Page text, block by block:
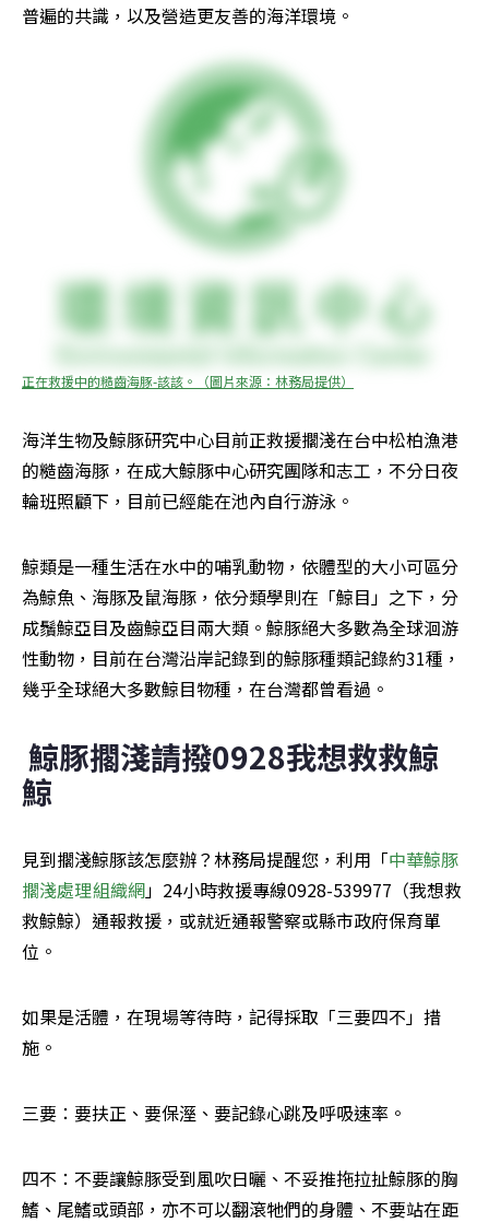
普遍的共識，以及營造更友善的海洋環境。
正在救援中的糙齒海豚-該該。（圖片來源：林務局提供）
海洋生物及鯨豚研究中心目前正救援擱淺在台中松柏漁港
的糙齒海豚，在成大鯨豚中心研究團隊和志工，不分日夜
輪班照顧下，目前已經能在池內自行游泳。
鯨類是一種生活在水中的哺乳動物，依體型的大小可區分
為鯨魚、海豚及鼠海豚，依分類學則在「鯨目」之下，分
成鬚鯨亞目及齒鯨亞目兩大類。鯨豚絕大多數為全球洄游
性動物，目前在台灣沿岸記錄到的鯨豚種類記錄約31種，
幾乎全球絕大多數鯨目物種，在台灣都曾看過。
鯨豚擱淺請撥0928我想救救鯨
鯨
見到擱淺鯨豚該怎麼辦？林務局提醒您，利用「中華鯨豚
擱淺處理組織網」24小時救援專線0928-539977（我想救
救鯨鯨）通報救援，或就近通報警察或縣市政府保育單
位。
如果是活體，在現場等待時，記得採取「三要四不」措
施。
三要：要扶正、要保溼、要記錄心跳及呼吸速率。
四不：不要讓鯨豚受到風吹日曬、不妥推拖拉扯鯨豚的胸
鰭、尾鰭或頭部，亦不可以翻滾牠們的身體、不要站在距